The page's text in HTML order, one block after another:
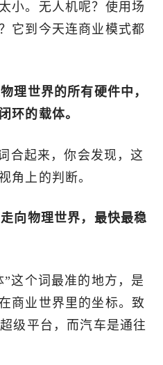
小。无人机呢？使用场
它到今天连商业模式都
理世界的所有硬件中，
环的载体。
合起来，你会发现，这
角上的判断。
向物理世界，最快最稳
这个词最准的地方，是
商业世界里的坐标。致
级平台，而汽车是通往